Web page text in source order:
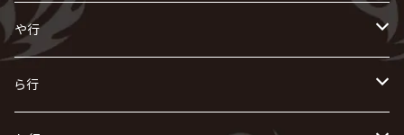
浅葱 / ASAGI
Azavana
Acid Black Cherry
INORAN
イビツ マル
色々な十字架
Verde/
LSN / The LEGENDARY SIX NINE
OFIAM
KAKUMAY
CASCADE
the GazettE
gives
GRIMOIRE
仮病
GOATBED
ゴールデンボンバー
櫻井敦司
SEESAW
超ジャシー
ゼラ
零[Hz]
そ
SOPHIA
ZOMBIE / ぞんび
ダウト
て
D
DIAURA
と
NAZARE
NiEL
NICOLAS
ぬ
nurié
ね
heidi.
H.U.G
ひ
HERO
美炎-BIEN-
ふ
ま
THE MICRO HEAD 4N'S
MAO / マオ from SID
み
や行
や
ら行